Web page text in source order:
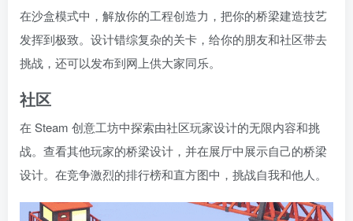
在沙盒模式中，解放你的工程创造力，把你的桥梁建造技艺
发挥到极致。设计错综复杂的关卡，给你的朋友和社区带去
挑战，还可以发布到网上供大家同乐。
社区
在 Steam 创意工坊中探索由社区玩家设计的无限内容和挑
战。查看其他玩家的桥梁设计，并在展厅中展示自己的桥梁
设计。在竞争激烈的排行榜和直方图中，挑战自我和他人。